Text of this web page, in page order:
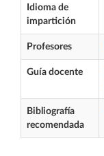
Idioma de
impartición
Profesores
Guía docente
Bibliografía
recomendada